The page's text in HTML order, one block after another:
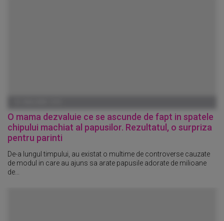
O mama dezvaluie ce se ascunde de fapt in spatele
chipului machiat al papusilor. Rezultatul, o surpriza
pentru parinti
De-a lungul timpului, au existat o multime de controverse cauzate
de modul in care au ajuns sa arate papusile adorate de milioane
de...